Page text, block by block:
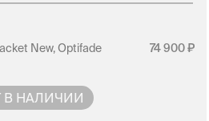
New, Optifade
74 900
В НАЛИЧИИ